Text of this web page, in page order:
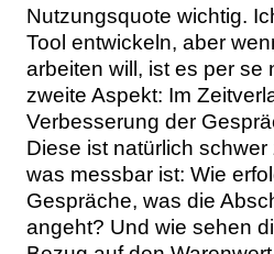
Nutzungsquote wichtig.
Tool entwickeln, aber
arbeiten will, ist es per se
zweite Aspekt: Im
Verbesserung der
Diese ist natürlich
was messbar ist: Wie
Gespräche, was die
angeht? Und wie sehen